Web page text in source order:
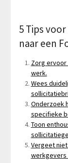
5 Tips
naar een
Zorg
werk.
Wees
Onderzoek
specifieke
Toon
Vergeet
werkgevers